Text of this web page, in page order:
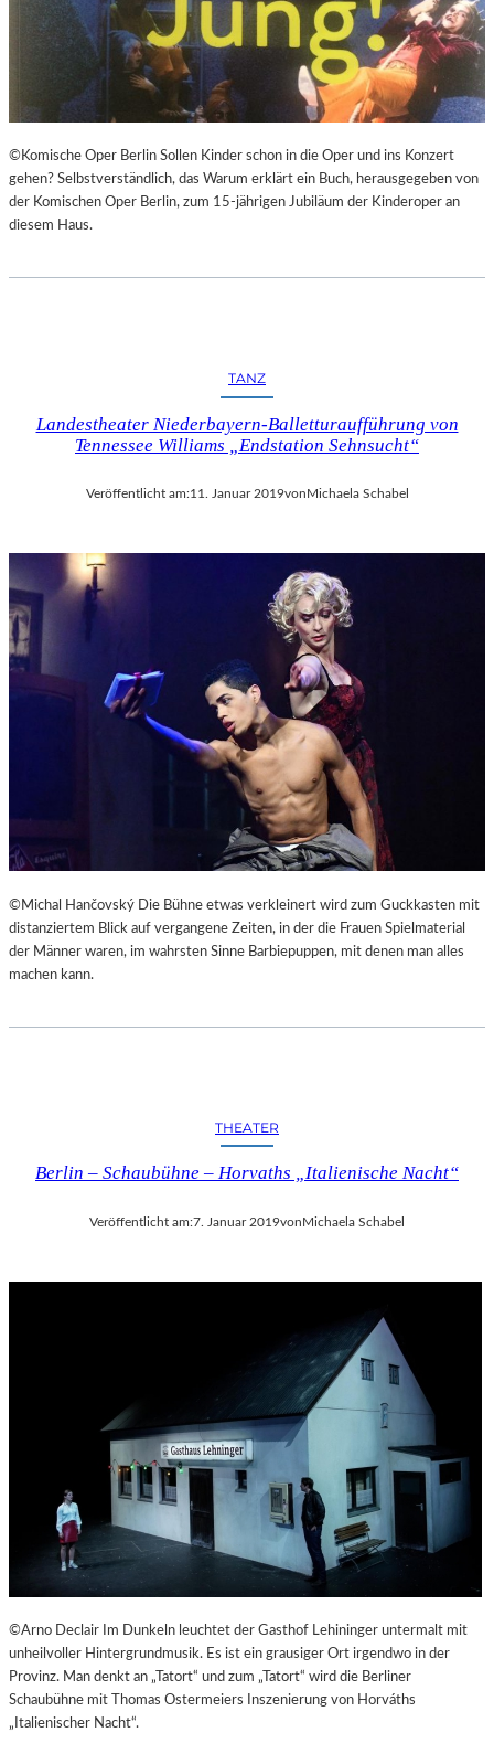
©Komische Oper Berlin Sollen Kinder schon in die Oper und ins Konzert
gehen? Selbstverständlich, das Warum erklärt ein Buch, herausgegeben von
der Komischen Oper Berlin, zum 15-jährigen Jubiläum der Kinderoper an
diesem Haus.
TANZ
Landestheater Niederbayern-Balletturaufführung von
Tennessee Williams „Endstation Sehnsucht“
Veröffentlicht am:11. Januar 2019von Michaela Schabel
©Michal Hančovský Die Bühne etwas verkleinert wird zum Guckkasten mit
distanziertem Blick auf vergangene Zeiten, in der die Frauen Spielmaterial
der Männer waren, im wahrsten Sinne Barbiepuppen, mit denen man alles
machen kann.
THEATER
Berlin – Schaubühne – Horvaths „Italienische Nacht“
Veröffentlicht am:7. Januar 2019vonMichaela Schabel
©Arno Declair Im Dunkeln leuchtet der Gasthof Lehininger untermalt mit
unheilvoller Hintergrundmusik. Es ist ein grausiger Ort irgendwo in der
Provinz. Man denkt an „Tatort“ und zum „Tatort“ wird die Berliner
Schaubühne mit Thomas Ostermeiers Inszenierung von Horváths
„Italienischer Nacht“.